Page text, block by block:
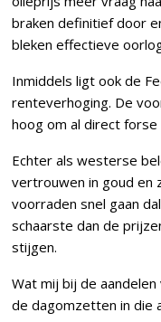
braken definitief door
bleken effectieve
Inmiddels ligt ook de
renteverhoging. De
hoog om al direct
Echter als westerse
vertrouwen in goud en
voorraden snel gaan
schaarste dan de
stijgen.
Wat mij bij de
de dagomzetten in die